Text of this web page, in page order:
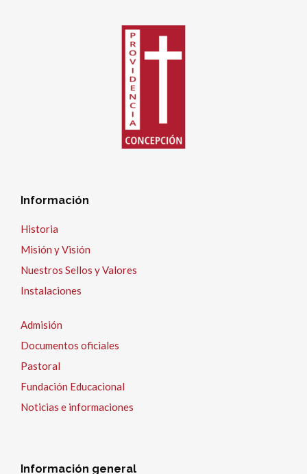
Información
Historia
Misión y Visión
Nuestros Sellos y Valores
Instalaciones
Admisión
Documentos oficiales
Pastoral
Fundación Educacional
Noticias e informaciones
Información general